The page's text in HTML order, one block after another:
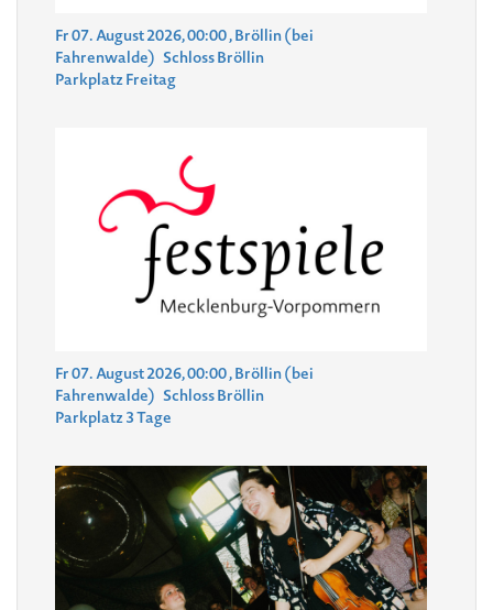
Fr 07. August 2026, 00:00, Bröllin (bei
Fahrenwalde) Schloss Bröllin
Parkplatz Freitag
Fr 07. August 2026, 00:00, Bröllin (bei
Fahrenwalde) Schloss Bröllin
Parkplatz 3 Tage